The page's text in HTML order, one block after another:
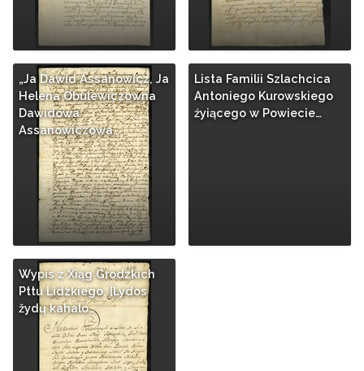
„Ja Dawid Assanowicz, Ja
Helena Obulewiczowna
Dawidowa
Assanowiczowa…
Lista Familii Szlachcica
Antoniego Kurowskiego
źyiącego w Powiecie…
Wypis z Xiąg Grodzkich
Pttu Lidzkiego. [Lydos
žydų kahalo…